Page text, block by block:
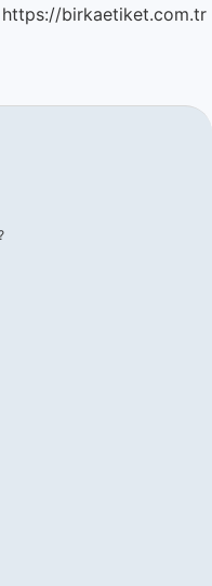
https://birkaetiket.com.tr